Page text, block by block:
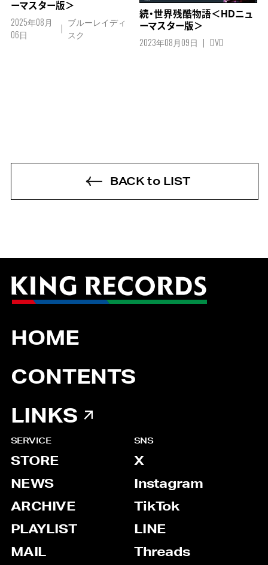
ーマスター版＞
2025年08月
06日
ブルーレイディ
スク
続・世界残酷物語＜HDニュ
ーマスター版＞
2023年08月09日 DVD
BACK to LIST
HOME
CONTENTS
LINKS
SERVICE
STORE
NEWS
ARCHIVE
PLAYLIST
MAIL
SNS
X
Instagram
TikTok
LINE
Threads